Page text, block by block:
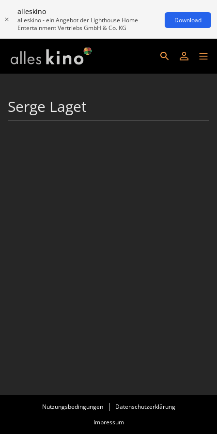
alleskino
alleskino - ein Angebot der Lighthouse Home
Entertainment Vertriebs GmbH & Co. KG
Download
Serge Laget
Nutzungsbedingungen
Datenschutzerklärung
Impressum